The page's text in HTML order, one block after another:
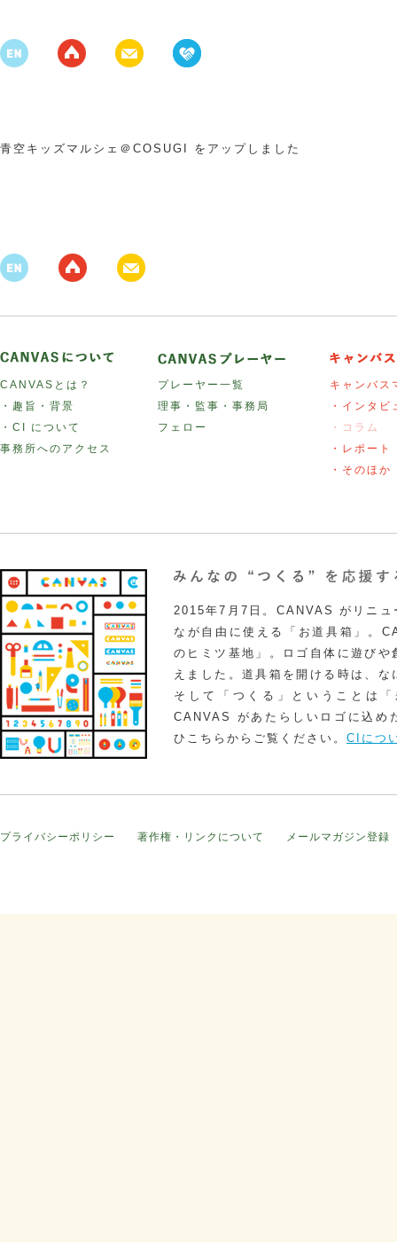
青空キッズマルシェ＠COSUGI をアップしました
CANVASとは？
・趣旨・背景
・CI について
事務所へのアクセス
プレーヤー一覧
理事・監事・事務局
フェロー
キャンバス
・インタビ
・コラム
・レポート
・そのほか
2015年7月7日。CANVAS がリニュ
なが自由に使える「お道具箱」。
のヒミツ基地」。ロゴ自体に遊び
えました。道具箱を開ける時は、
そして「つくる」ということは
CANVAS があたらしいロゴに込め
ひこちらからご覧ください。 CIにつ
プライバシーポリシー 著作権・リンクについて メールマガジン登録